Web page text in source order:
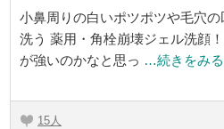
小鼻周りの白いポツポツや毛穴の
洗う 薬用・角栓崩壊ジェル洗顔
が強いのかなと思っ …続きをみる
15